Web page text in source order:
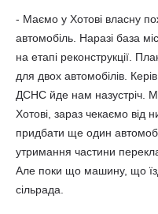
- Маємо у Хотові власну
автомобіль. Наразі база
на етапі реконструкції.
для двох автомобілів.
ДСНС йде нам назустріч.
Хотові, зараз чекаємо від
придбати ще один
утримання частини
Але поки що машину, що
сільрада.